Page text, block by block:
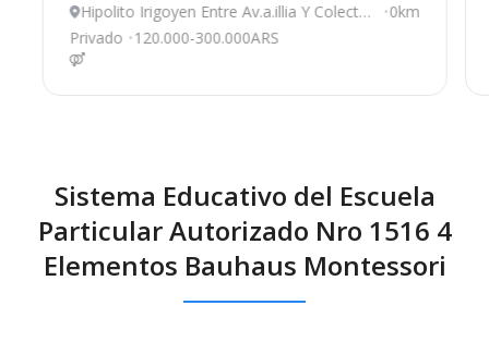
Hipolito Irigoyen Entre Av.a.illia Y Colector
a Aut.ros-cba, Rosario
0km
Privado
120.000-300.000ARS
Sistema Educativo del Escuela
Particular Autorizado Nro 1516 4
Elementos Bauhaus Montessori